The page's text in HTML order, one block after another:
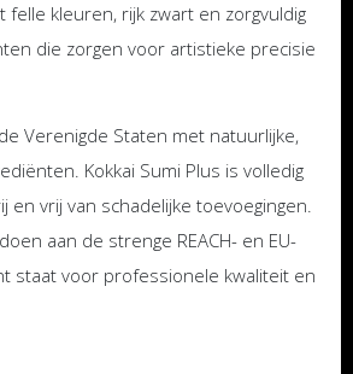
felle kleuren, rijk zwart en zorgvuldig
die zorgen voor artistieke precisie
Verenigde Staten met natuurlijke,
Kokkai Sumi Plus is volledig
en vrij van schadelijke toevoegingen.
aan de strenge REACH- en EU-
staat voor professionele kwaliteit en